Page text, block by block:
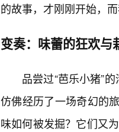
的故事，才刚刚开始，
变奏：味蕾的狂欢
品尝过“芭乐小猪”
仿佛经历了一场奇幻的
味如何被发掘？它们又